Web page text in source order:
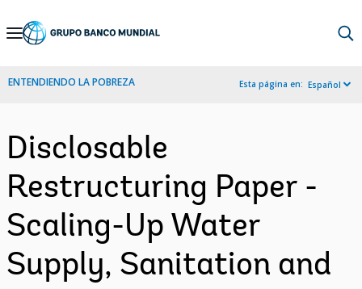
Skip
Navigation
ENTENDIENDO LA POBREZA Esta página en: Español
Disclosable
Restructuring Paper -
Scaling-Up Water
Supply, Sanitation and